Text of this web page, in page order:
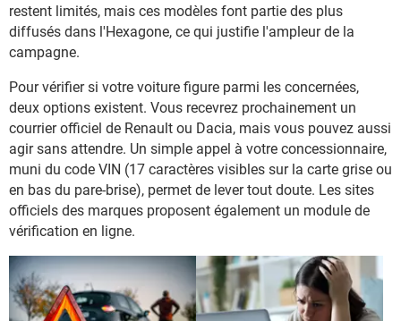
restent limités, mais ces modèles font partie des plus
diffusés dans l'Hexagone, ce qui justifie l'ampleur de la
campagne.
Pour vérifier si votre voiture figure parmi les concernées,
deux options existent. Vous recevrez prochainement un
courrier officiel de Renault ou Dacia, mais vous pouvez aussi
agir sans attendre. Un simple appel à votre concessionnaire,
muni du code VIN (17 caractères visibles sur la carte grise ou
en bas du pare-brise), permet de lever tout doute. Les sites
officiels des marques proposent également un module de
vérification en ligne.